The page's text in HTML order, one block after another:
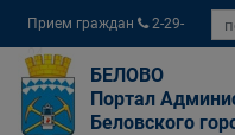
Прием граждан
2-29-
04
БЕЛОВО
Портал
Беловского